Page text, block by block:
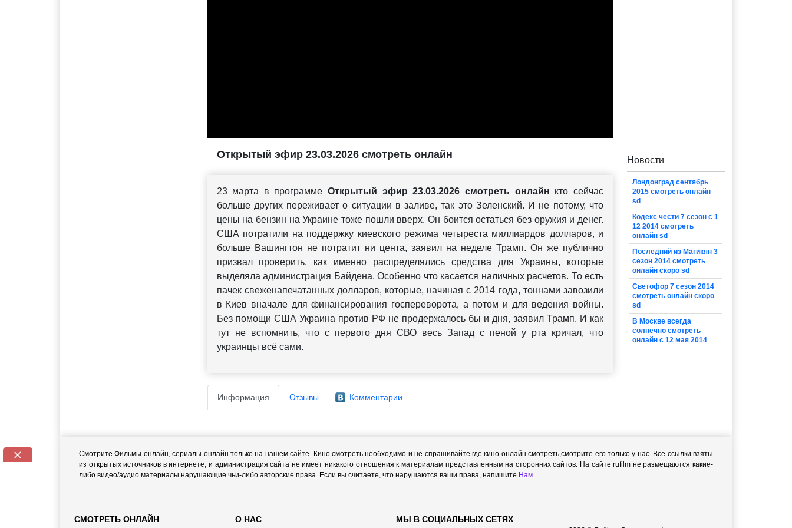
Открытый эфир 23.03.2026 смотреть онлайн
23 марта в программеОткрытый эфир 23.03.2026 смотреть онлайн кто сейчас
больше других переживает о ситуации в заливе, так это Зеленский. И не потому, что
цены на бензин на Украине тоже пошли вверх. Он боится остаться без оружия и денег.
США потратили на поддержку киевского режима четыреста миллиардов долларов, и
больше Вашингтон не потратит ни цента, заявил на неделе Трамп. Он же публично
призвал проверить, как именно распределялись средства для Украины, которые
выделяла администрация Байдена. Особенно что касается наличных расчетов. То есть
пачек свеженапечатанных долларов, которые, начиная с 2014 года, тоннами завозили
в Киев вначале для финансирования госпереворота, а потом и для ведения войны.
Без помощи США Украина против РФ не продержалось бы и дня, заявил Трамп. И как
тут не вспомнить, что с первого дня СВО весь Запад с пеной у рта кричал, что
украинцы всё сами.
Информация Отзывы Комментарии
Новости
Лондонград сентябрь
2015 смотреть онлайн
sd
Кодекс чести 7 сезон с 1
12 2014 смотреть
онлайн sd
Последний из Магикян 3
сезон 2014 смотреть
онлайн скоро sd
Светофор 7 сезон 2014
смотреть онлайн скоро
sd
В Москве всегда
солнечно смотреть
онлайн с 12 мая 2014
Смотрите Фильмы онлайн, сериалы онлайн только на нашем сайте. Кино смотреть необходимо и не спрашивайте где кино онлайн смотреть,cмотрите его только у нас. Все ссылки взяты
из открытых источников в интернете, и администрация сайта не имеет никакого отношения к материалам представленным на сторонних сайтов. На сайте rufilm не размещаются какие-
либо видео/аудио материалы нарушающие чьи-либо авторские права. Если вы считаете, что нарушаются ваши права, напишите Нам
СМОТРЕТЬ ОНЛАЙН О НАС МЫ В СОЦИАЛЬНЫХ СЕТЯХ